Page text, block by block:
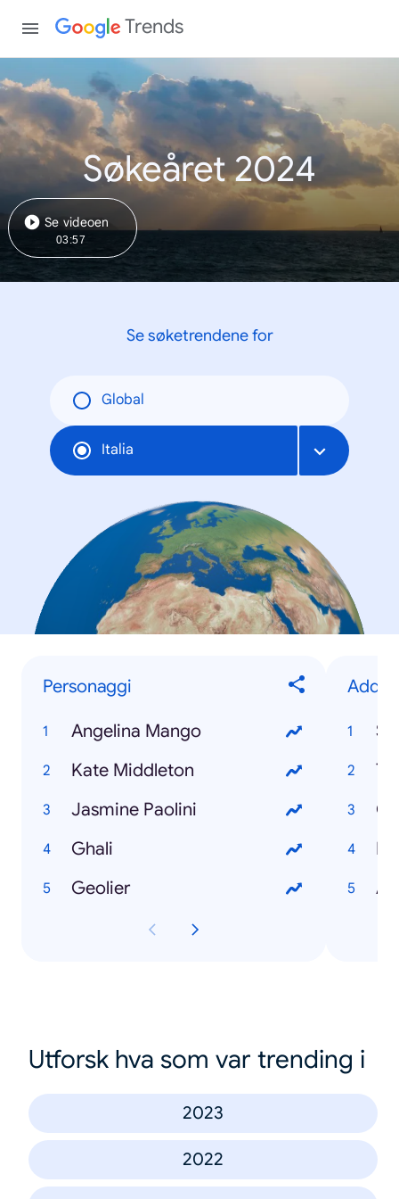
Trends
Søkeåret 2024
Se videoen
03:57
Se søketrendene for
Global
Italia
Personaggi
Angelina Mango
Kate Middleton
Jasmine Paolini
Ghali
Geolier
Addii
Utforsk hva som var trending i
2023
2022